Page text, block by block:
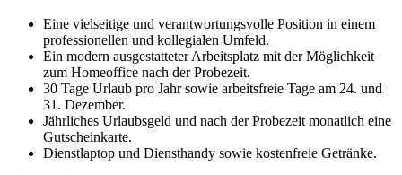
Eine vielseitige und verantwortungsvolle Position in einem
professionellen und kollegialen Umfeld.
Ein modern ausgestatteter Arbeitsplatz mit der Möglichkeit
zum Homeoffice nach der Probezeit.
30 Tage Urlaub pro Jahr sowie arbeitsfreie Tage am 24. und
31. Dezember.
Jährliches Urlaubsgeld und nach der Probezeit monatlich eine
Gutscheinkarte.
Dienstlaptop und Diensthandy sowie kostenfreie Getränke.